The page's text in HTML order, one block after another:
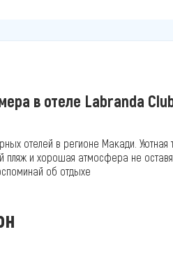
в отеле Labranda
отелей в регионе Макади. Уютная
пляж и хорошая атмосфера не
об отдыхе